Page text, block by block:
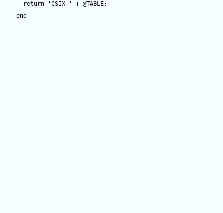
return
'CSIX_' + @TABLE;
end